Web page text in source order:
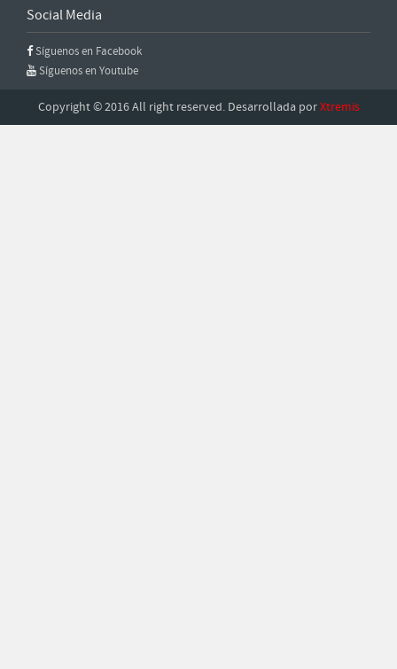
Social Media
Síguenos en Facebook
Síguenos en Youtube
Copyright © 2016 All right reserved. Desarrollada porXtremis